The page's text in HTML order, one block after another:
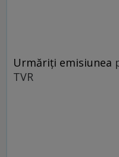
Urmăriţi emisiunea
TVR